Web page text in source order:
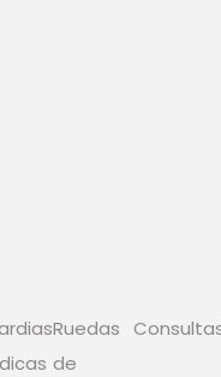
Ruedas
de